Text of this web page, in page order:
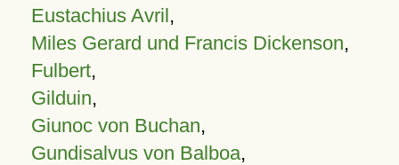
Eustachius Avril,
Miles Gerard und Francis Dickenson,
Fulbert,
Gilduin,
Giunoc von Buchan,
Gundisalvus von Balboa,